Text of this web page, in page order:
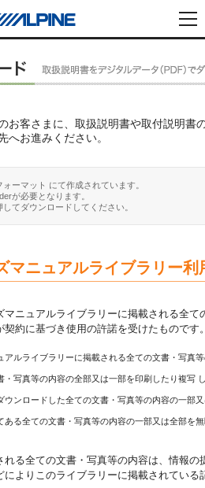
お客さまに、取扱説明書や取付説明書
へお進みください。
ーマット にて作成されています。
が必要となります。
てダウンロードしてください。
マニュアルライブラリー利
マニュアルライブラリーに掲載される全
契約に基づき使用の許諾を受けたもので
アルライブラリーに掲載される全ての文書・写真
・写真等の内容の全部又は一部を印刷したり複写
ウンロードした全ての文書・写真等の内容の一
ある全ての文書・写真等の内容の一部又は全部を
れる全ての文書・写真等の内容は、情報
によりこのライブラリーに掲載されてい